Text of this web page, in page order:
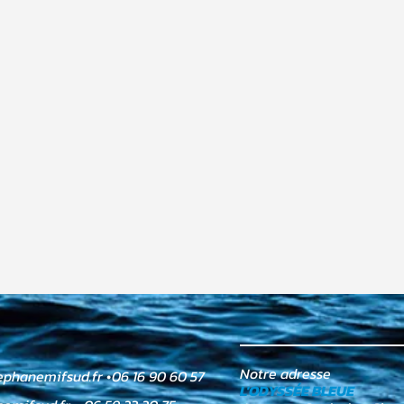
•06 16 90 60 57
Notre adresse
L'ODYSSÉE BLEUE